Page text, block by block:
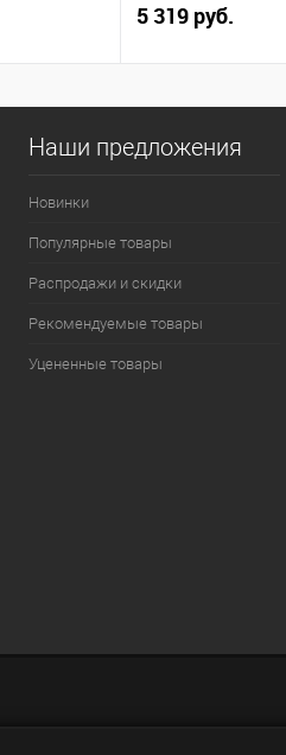
5 319 руб.
Наши предложения
Новинки
Популярные товары
Распродажи и скидки
Рекомендуемые товары
Уцененные товары